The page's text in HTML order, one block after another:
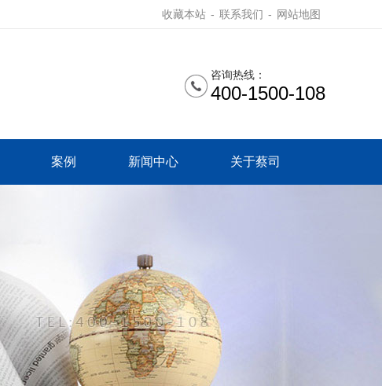
收藏本站 - 联系我们 - 网站地图
咨询热线：
400-1500-108
案例 新闻中心 关于蔡司